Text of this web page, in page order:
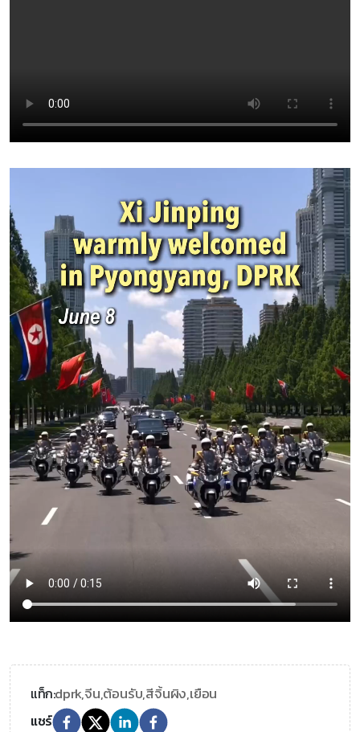
แท็ก:dprk,จีน,ต้อนรับ,สีจิ้นผิง,เยือน
แชร์